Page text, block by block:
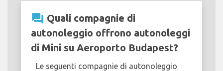
question_answer Quali compagnie di
autonoleggio offrono autonoleggi
di Mini su Aeroporto Budapest?
Le seguenti compagnie di autonoleggio